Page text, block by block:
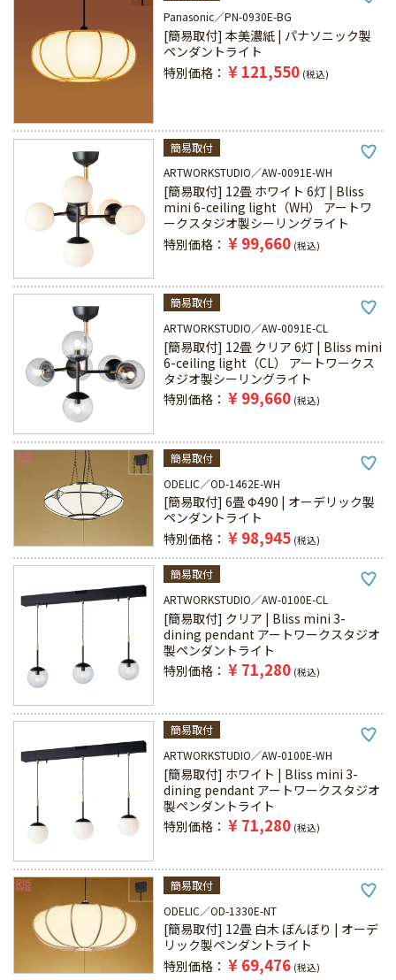
Panasonic
PN-0930E-BG
[簡易取付] 本美濃紙 | パナソニック製
ペンダントライト
特別価格
¥ 121,550 税込
簡易取付
ARTWORKSTUDIO
AW-0091E-WH
[簡易取付] 12畳 ホワイト 6灯 | Bliss
mini 6-ceiling light（WH） アートワ
ークスタジオ製シーリングライト
特別価格
¥ 99,660 税込
簡易取付
ARTWORKSTUDIO
AW-0091E-CL
[簡易取付] 12畳 クリア 6灯 | Bliss mini
6-ceiling light（CL） アートワークス
タジオ製シーリングライト
特別価格
¥ 99,660 税込
簡易取付
ODELIC
OD-1462E-WH
[簡易取付] 6畳 Φ490 | オーデリック製
ペンダントライト
特別価格
¥ 98,945 税込
簡易取付
ARTWORKSTUDIO
AW-0100E-CL
[簡易取付] クリア | Bliss mini 3-
dining pendant アートワークスタジオ
製ペンダントライト
特別価格
¥ 71,280 税込
簡易取付
ARTWORKSTUDIO
AW-0100E-WH
[簡易取付] ホワイト | Bliss mini 3-
dining pendant アートワークスタジオ
製ペンダントライト
特別価格
¥ 71,280 税込
簡易取付
ODELIC
OD-1330E-NT
[簡易取付] 12畳 白木 ぼんぼり | オーデ
リック製ペンダントライト
特別価格
¥ 69,476 税込